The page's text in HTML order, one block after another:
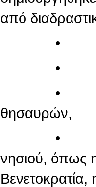
από
• Τους
• Τα
• Τους
θησαυρών,
•
νησιού, όπως
Βενετοκρατία,